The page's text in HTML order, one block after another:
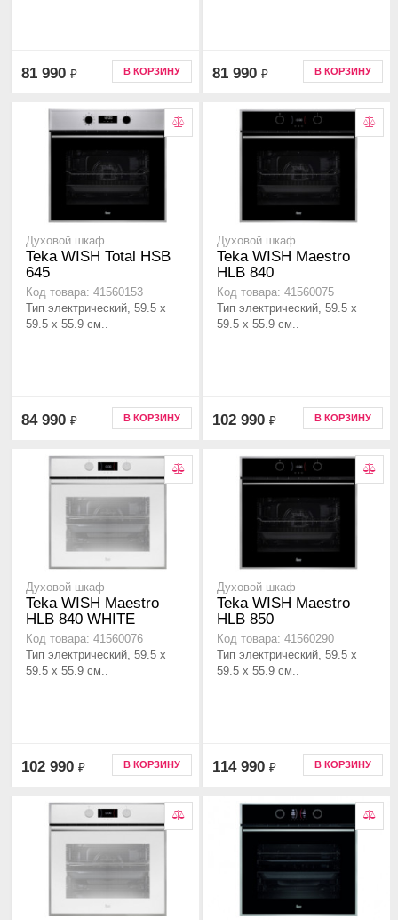
81 990 ₽ В КОРЗИНУ 81 990 ₽ В КОРЗИНУ
Духовой шкаф
Teka WISH Total HSB
645
Код товара: 41560153
Тип электрический, 59.5 х
59.5 x 55.9 см..
84 990 ₽ В КОРЗИНУ
Духовой шкаф
Teka WISH Maestro
HLB 840
Код товара: 41560075
Тип электрический, 59.5 х
59.5 x 55.9 см..
102 990 ₽ В КОРЗИНУ
Духовой шкаф
Teka WISH Maestro
HLB 840 WHITE
Код товара: 41560076
Тип электрический, 59.5 х
59.5 x 55.9 см..
102 990 ₽ В КОРЗИНУ
Духовой шкаф
Teka WISH Maestro
HLB 850
Код товара: 41560290
Тип электрический, 59.5 х
59.5 x 55.9 см..
114 990 ₽ В КОРЗИНУ